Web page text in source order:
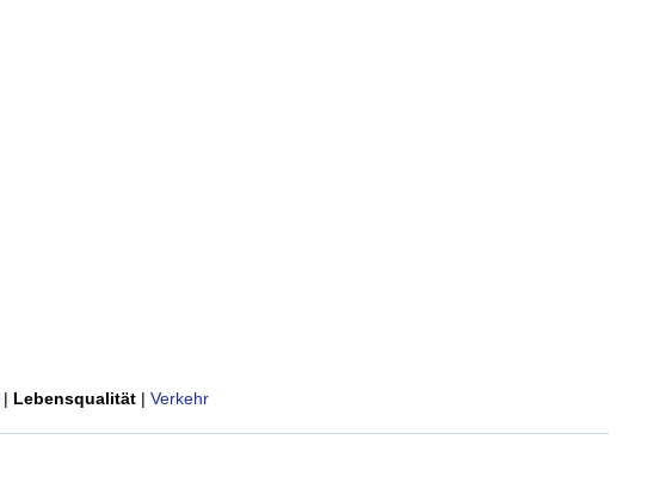
| Lebensqualität | Verkehr